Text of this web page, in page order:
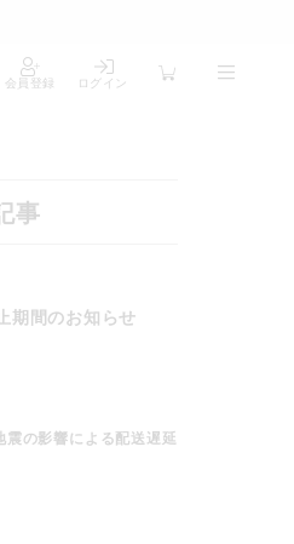
会員登録 ログイン
事
期間のお知らせ
震の影響による配送遅延